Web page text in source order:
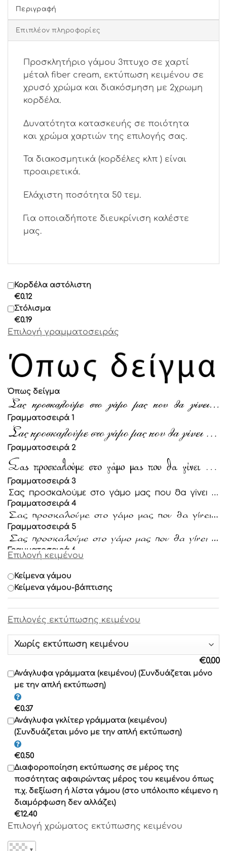
Περιγραφή
Επιπλέον πληροφορίες
Προσκλητήριο γάμου 3πτυχο σε χαρτί
μέταλ fiber cream, εκτύπωση κειμένου σε
χρυσό χρώμα και διακόσμηση με 2χρωμη
κορδέλα.
Δυνατότητα κατασκευής σε ποιότητα
και χρώμα χαρτιών της επιλογής σας.
Τα διακοσμητικά (κορδέλες κλπ ) είναι
προαιρετικά.
Ελάχιστη ποσότητα 50 τεμ.
Για οποιαδήποτε διευκρίνιση καλέστε
μας.
Επιλογή γραμματοσειράς
Όπως δείγμα
Γραμματοσειρά 1
Γραμματοσειρά 2
Γραμματοσειρά 3
Γραμματοσειρά 4
Γραμματοσειρά 5
Γραμματοσειρά 6
Γραμματοσειρά 7
Γραμματοσειρά 9
Γραμματοσειρά 10
Γραμματοσειρά 11
Γραμματοσειρά 12
Γραμματοσειρά 13
Γραμματοσειρά 14
Γραμματοσειρά 15
Γραμματοσειρά 16
Γραμματοσειρά 17
Γραμματοσειρά 18
Γραμματοσειρά 19
Γραμματοσειρά 20
Γραμματοσειρά 21
Επιλογή κειμένου
Κείμενα γάμου
Κείμενα γάμου-βάπτισης
Επιλογές εκτύπωσης κειμένου
€0.00
Ανάγλυφα γράμματα (κειμένου) (Συνδυάζεται μόνο
με την απλή εκτύπωση)
€0.37
Ανάγλυφα γκλίτερ γράμματα (κειμένου)
(Συνδυάζεται μόνο με την απλή εκτύπωση)
€0.50
Διαφοροποίηση εκτύπωσης σε μέρος της
ποσότητας αφαιρώντας μέρος του κειμένου όπως
π.χ. δεξίωση ή λίστα γάμου (στο υπόλοιπο κέιμενο η
διαμόρφωση δεν αλλάζει)
€12.40
Επιλογή χρώματος εκτύπωσης κειμένου
▼
Κορδέλα αστόλιστη
€0.12
Στόλισμα
€0.19